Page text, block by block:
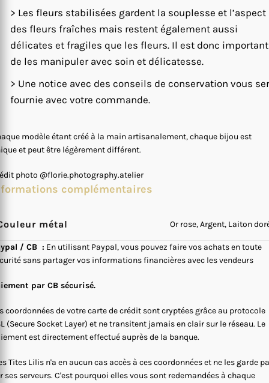
> Les fleurs stabilisées gardent la souplesse et l’aspect
des fleurs fraîches mais restent également aussi
délicates et fragiles que les fleurs. Il est donc important
de les manipuler avec soin et délicatesse.
> Une notice avec des conseils de conservation vous
fournie avec votre commande.
modèle étant créé à la main artisanalement, chaque bijou est
et peut être légèrement différent.
photo @florie.photography.atelier
complémentaires
métal Or rose, Argent, Laiton
/ CB : En utilisant Paypal, vous pouvez faire vos achats en toute
sans partager vos informations financières avec les vendeurs
par CB sécurisé.
coordonnées de votre carte de crédit sont cryptées grâce au protocole
(Secure Socket Layer) et ne transitent jamais en clair sur le réseau. Le
est directement effectué auprès de la banque.
Tites Lilis n'a en aucun cas accès à ces coordonnées et ne les garde
ses serveurs. C'est pourquoi elles vous sont redemandées à chaque